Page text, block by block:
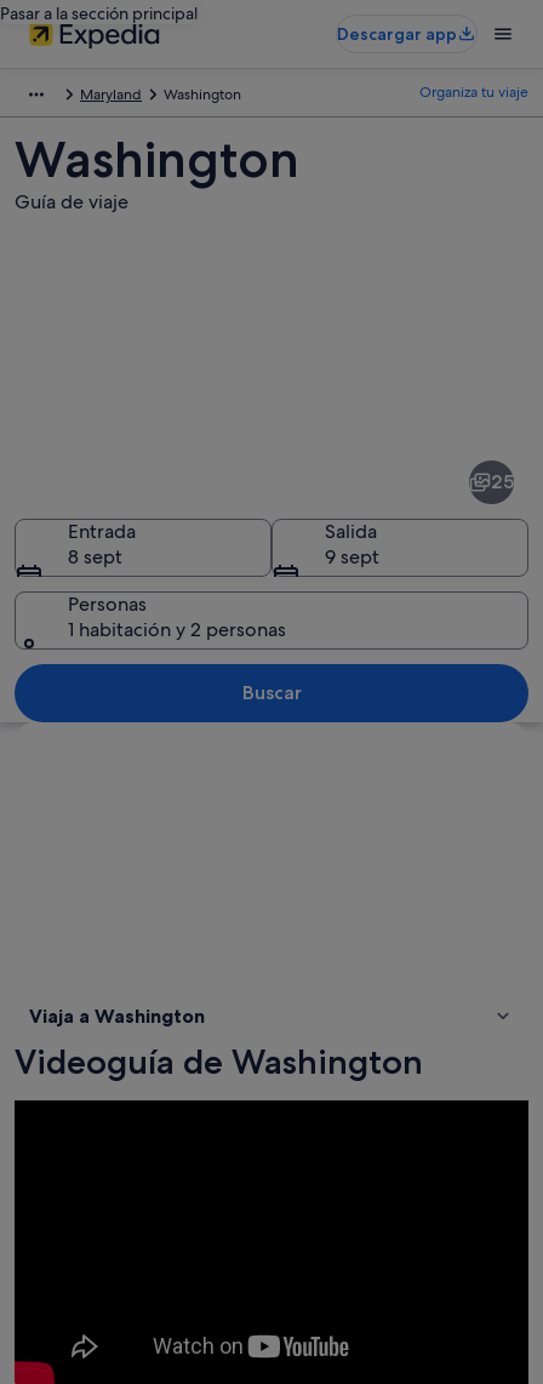
Pasar a la sección principal
Descargar app
Maryland Washington Organiza tu viaje
Washington
Guía de viaje
Un capitolio con una cúpula,
25
Entrada
8 sept
Salida
9 sept
Personas
1 habitación y 2 personas
Buscar
Viaja a Washington
Videoguía de Washington